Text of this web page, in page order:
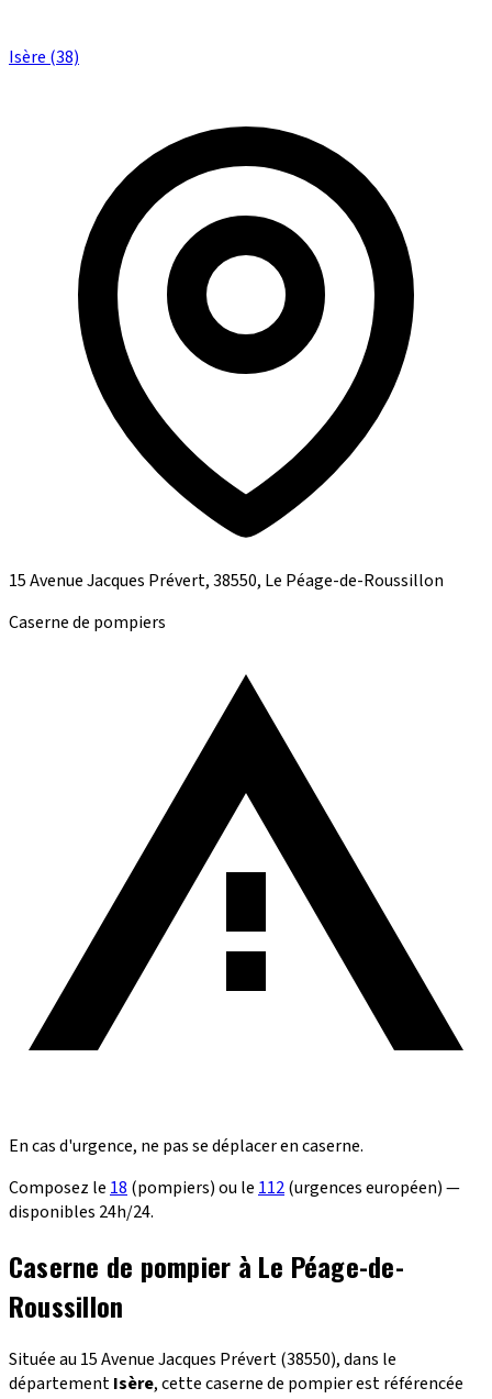
Isère (38)
15 Avenue Jacques Prévert, 38550, Le Péage-de-Roussillon
Caserne de pompiers
En cas d'urgence, ne pas se déplacer en caserne.
Composez le 18 (pompiers) ou le 112(urgences européen) —
disponibles 24h/24.
Caserne de pompier à Le Péage-de-
Roussillon
Située au 15 Avenue Jacques Prévert (38550), dans le
départementIsère, cette caserne de pompier est référencée